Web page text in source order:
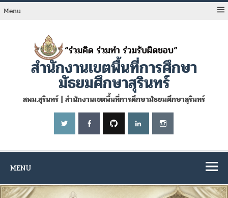
Skip
toMenu
สำนักงานเขตพื้นที่การศึกษา
มัธยมศึกษาสุรินทร์
สพม.สุรินทร์ | สำนักงานเขตพื้นที่การศึกษามัธยมศึกษาสุรินทร์
MENU